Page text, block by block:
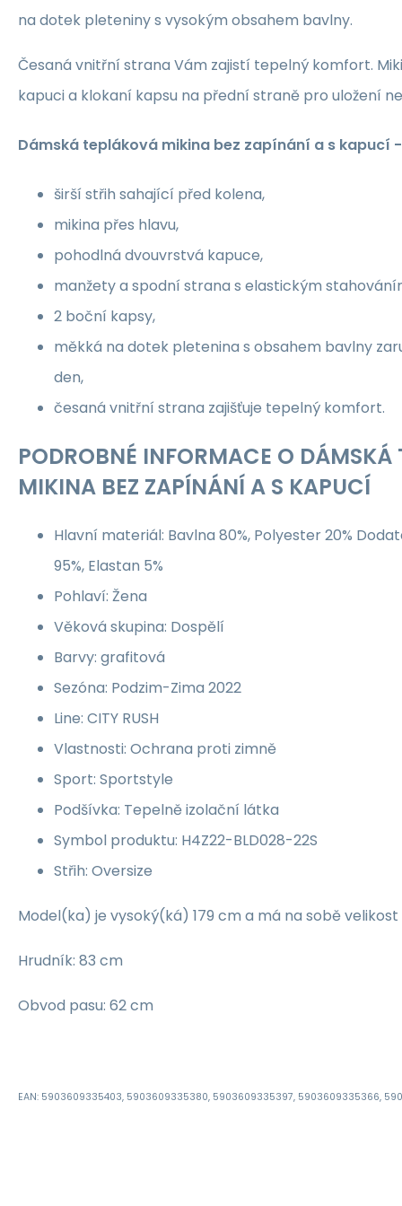
na dotek pleteniny s vysokým obsahem bavlny.
Česaná vnitřní strana Vám zajistí tepelný komfort.
kapuci a klokaní kapsu na přední straně pro uložení
Dámská tepláková mikina bez zapínání a s kapucí -
širší střih sahající před kolena,
mikina přes hlavu,
pohodlná dvouvrstvá kapuce,
manžety a spodní strana s elastickým
2 boční kapsy,
měkká na dotek pletenina s obsahem bavlny
den,
česaná vnitřní strana zajišťuje tepelný komfort.
PODROBNÉ INFORMACE O DÁMSKÁ
MIKINA BEZ ZAPÍNÁNÍ A S KAPUCÍ
Hlavní materiál: Bavlna 80%, Polyester 20%
95%, Elastan 5%
Pohlaví: Žena
Věková skupina: Dospělí
Barvy: grafitová
Sezóna: Podzim-Zima 2022
Line: CITY RUSH
Vlastnosti: Ochrana proti zimně
Sport: Sportstyle
Podšívka: Tepelně izolační látka
Symbol produktu: H4Z22-BLD028-22S
Střih: Oversize
Model(ka) je vysoký(ká) 179 cm a má na sobě velikost
Hrudník: 83 cm
Obvod pasu: 62 cm
EAN: 5903609335403, 5903609335380, 5903609335397, 5903609335366,